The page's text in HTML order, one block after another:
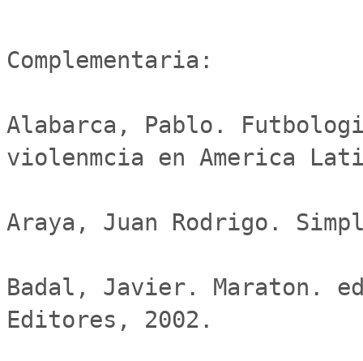
Complementaria:
Alabarca, Pablo.
violenmcia en America
Araya, Juan Rodrigo.
Badal, Javier. Maraton.
Editores, 2002.